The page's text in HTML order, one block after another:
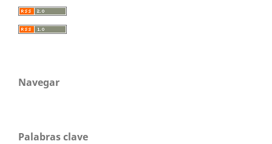
Navegar
Palabras clave